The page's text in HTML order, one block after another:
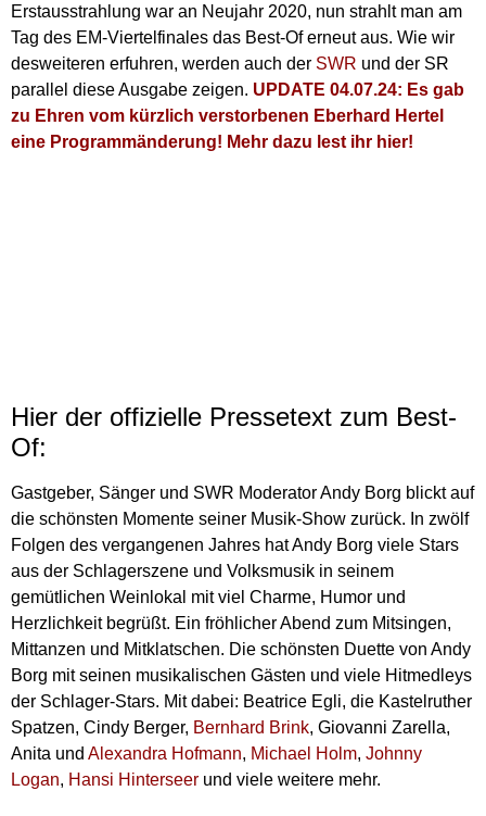
Erstausstrahlung war an Neujahr 2020, nun strahlt man am
Tag des EM-Viertelfinales das Best-Of erneut aus. Wie wir
desweiteren erfuhren, werden auch der SWR und der SR
parallel diese Ausgabe zeigen. UPDATE 04.07.24: Es gab
zu Ehren vom kürzlich verstorbenen Eberhard Hertel
eine Programmänderung! Mehr dazu lest ihr hier!
Hier der offizielle Pressetext zum Best-
Of:
Gastgeber, Sänger und SWR Moderator Andy Borg blickt auf
die schönsten Momente seiner Musik-Show zurück. In zwölf
Folgen des vergangenen Jahres hat Andy Borg viele Stars
aus der Schlagerszene und Volksmusik in seinem
gemütlichen Weinlokal mit viel Charme, Humor und
Herzlichkeit begrüßt. Ein fröhlicher Abend zum Mitsingen,
Mittanzen und Mitklatschen. Die schönsten Duette von Andy
Borg mit seinen musikalischen Gästen und viele Hitmedleys
der Schlager-Stars. Mit dabei: Beatrice Egli, die Kastelruther
Spatzen, Cindy Berger, Bernhard Brink, Giovanni Zarella,
Anita und Alexandra Hofmann, Michael Holm, Johnny
Logan, Hansi Hinterseer und viele weitere mehr.